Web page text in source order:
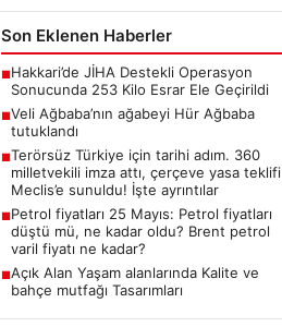
Son Eklenen Haberler
■Hakkari’de JİHA Destekli Operasyon
Sonucunda 253 Kilo Esrar Ele Geçirildi
■Veli Ağbaba’nın ağabeyi Hür Ağbaba
tutuklandı
■Terörsüz Türkiye için tarihi adım. 360
milletvekili imza attı, çerçeve yasa teklifi
Meclis’e sunuldu! İşte ayrıntılar
■Petrol fiyatları 25 Mayıs: Petrol fiyatları
düştü mü, ne kadar oldu? Brent petrol
varil fiyatı ne kadar?
■Açık Alan Yaşam alanlarında Kalite ve
bahçe mutfağı Tasarımları